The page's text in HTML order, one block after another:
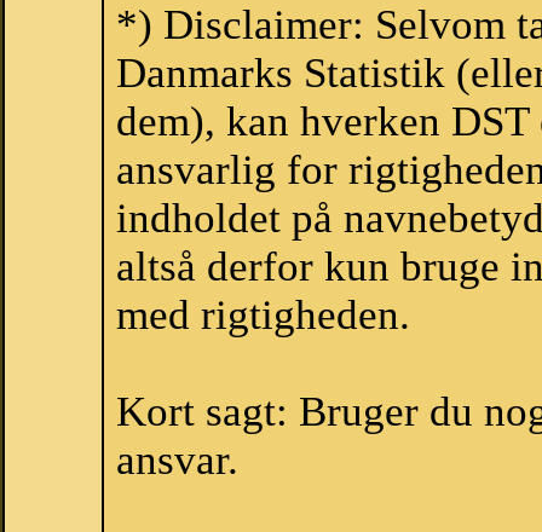
*) Disclaimer: Selvom
Danmarks Statistik
dem), kan hverken
ansvarlig for
indholdet på
altså derfor kun bruge
med rigtigheden.
Kort sagt: Bruger du
ansvar.